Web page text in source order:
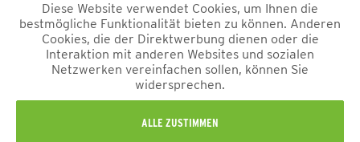
sowie Geschenkgutscheine sind vom Rabatt ausgeschlossen. Der
Rabattcode ist nicht mit anderen Aktionen oder Gutscheinen
kombinierbar. Der Mindestbestellwert beträgt 50 €
*Alle Preise verstehen sich inkl. Mehrwertsteuer und zzgl.
und ggf. Nachnahmegebühren, wenn nicht anders
beschrieben.
Diese Website verwendet Cookies, um Ihnen die
bestmögliche Funktionalität bieten zu können. Anderen
Cookies, die der Direktwerbung dienen oder die
Interaktion mit anderen Websites und sozialen
Netzwerken vereinfachen sollen, können Sie
widersprechen.